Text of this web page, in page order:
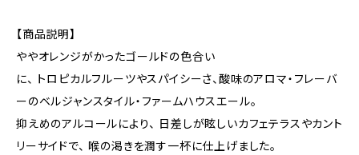
【商品説明】
ややオレンジがかったゴールドの色合い
に、 トロピカルフルーツやスパイシーさ、酸味のアロマ・フレーバ
ーのベルジャンスタイル・ファームハウスエール。
抑えめのアルコールにより、 日差しが眩しいカフェテラスやカント
リーサイドで、 喉の渇きを潤す一杯に仕上げました。